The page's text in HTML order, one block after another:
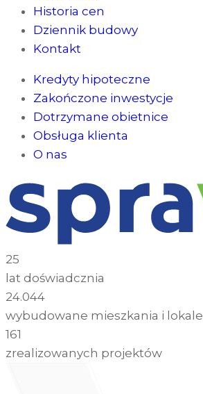
Historia cen
Dziennik budowy
Kontakt
Kredyty hipoteczne
Zakończone inwestycje
Dotrzymane obietnice
Obsługa klienta
O nas
25
lat doświadcznia
24.044
wybudowane mieszkania i lokale
161
zrealizowanych projektów